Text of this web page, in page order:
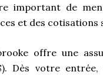
important de
et des cotisations
offre une
Dès votre